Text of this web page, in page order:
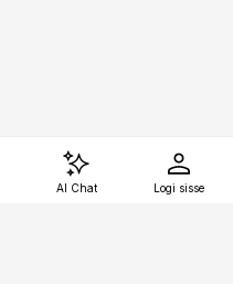
AI Chat Logi sisse